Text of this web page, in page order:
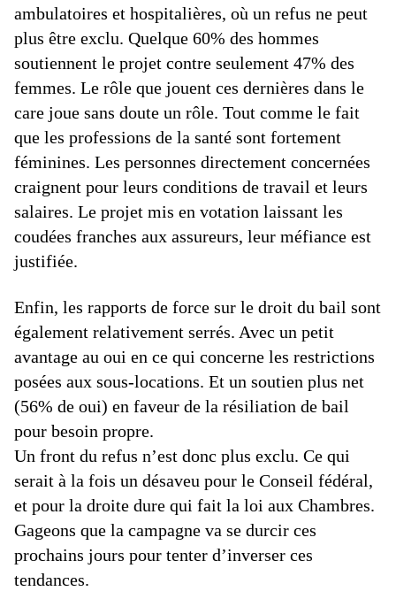
ambulatoires et hospitalières, où un refus ne peut
plus être exclu. Quelque 60% des hommes
soutiennent le projet contre seulement 47% des
femmes. Le rôle que jouent ces dernières dans le
care joue sans doute un rôle. Tout comme le fait
que les professions de la santé sont fortement
féminines. Les personnes directement concernées
craignent pour leurs conditions de travail et leurs
salaires. Le projet mis en votation laissant les
coudées franches aux assureurs, leur méfiance est
justifiée.
Enfin, les rapports de force sur le droit du bail sont
également relativement serrés. Avec un petit
avantage au oui en ce qui concerne les restrictions
posées aux sous-locations. Et un soutien plus net
(56% de oui) en faveur de la résiliation de bail
pour besoin propre.
Un front du refus n’est donc plus exclu. Ce qui
serait à la fois un désaveu pour le Conseil fédéral,
et pour la droite dure qui fait la loi aux Chambres.
Gageons que la campagne va se durcir ces
prochains jours pour tenter d’inverser ces
tendances.